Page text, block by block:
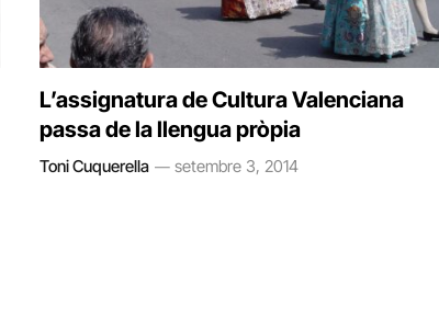
L’assignatura de Cultura Valenciana
passa de la llengua pròpia
Toni Cuquerella setembre 3, 2014